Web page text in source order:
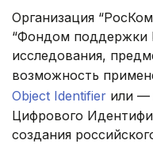
Организация
“Фондом поддержки
исследования,
возможность
Object Identifier или —
Цифрового
создания